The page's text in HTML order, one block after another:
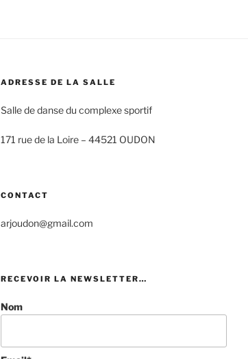
ADRESSE DE LA SALLE
Salle de danse du complexe sportif
171 rue de la Loire – 44521 OUDON
CONTACT
arjoudon@gmail.com
RECEVOIR LA NEWSLETTER…
Nom